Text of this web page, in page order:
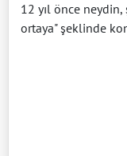
12 yıl önce neydin,
ortaya" şeklinde